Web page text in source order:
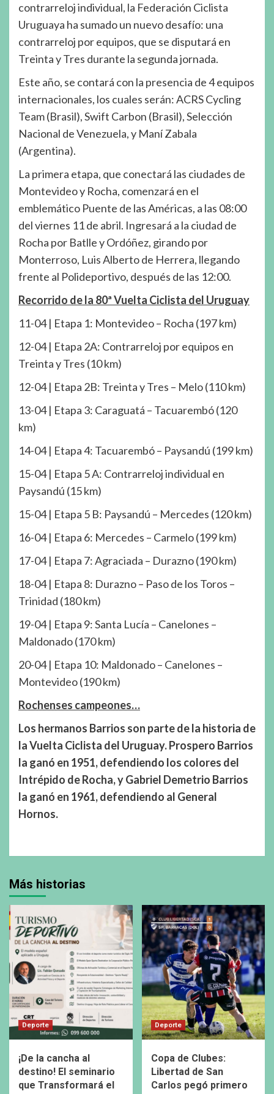
contrarreloj individual, la Federación Ciclista
Uruguaya ha sumado un nuevo desafío: una
contrarreloj por equipos, que se disputará en
Treinta y Tres durante la segunda jornada.
Este año, se contará con la presencia de 4 equipos
internacionales, los cuales serán: ACRS Cycling
Team (Brasil), Swift Carbon (Brasil), Selección
Nacional de Venezuela, y Maní Zabala
(Argentina).
La primera etapa, que conectará las ciudades de
Montevideo y Rocha, comenzará en el
emblemático Puente de las Américas, a las 08:00
del viernes 11 de abril. Ingresará a la ciudad de
Rocha por Batlle y Ordóñez, girando por
Monterroso, Luis Alberto de Herrera, llegando
frente al Polideportivo, después de las 12:00.
Recorrido de la 80ª Vuelta Ciclista del Uruguay
11-04 | Etapa 1: Montevideo – Rocha (197 km)
12-04 | Etapa 2A: Contrarreloj por equipos en
Treinta y Tres (10 km)
12-04 | Etapa 2B: Treinta y Tres – Melo (110 km)
13-04 | Etapa 3: Caraguatá – Tacuarembó (120
km)
14-04 | Etapa 4: Tacuarembó – Paysandú (199 km)
15-04 | Etapa 5 A: Contrarreloj individual en
Paysandú (15 km)
15-04 | Etapa 5 B: Paysandú – Mercedes (120 km)
16-04 | Etapa 6: Mercedes – Carmelo (199 km)
17-04 | Etapa 7: Agraciada – Durazno (190 km)
18-04 | Etapa 8: Durazno – Paso de los Toros –
Trinidad (180 km)
19-04 | Etapa 9: Santa Lucía – Canelones –
Maldonado (170 km)
20-04 | Etapa 10: Maldonado – Canelones –
Montevideo (190 km)
Rochenses campeones…
Los hermanos Barrios son parte de la historia de
la Vuelta Ciclista del Uruguay. Prospero Barrios
la ganó en 1951, defendiendo los colores del
Intrépido de Rocha, y Gabriel Demetrio Barrios
la ganó en 1961, defendiendo al General
Hornos.
Más historias
Deporte
¡De la cancha al
destino! El seminario
que Transformará el
Deporte
Copa de Clubes:
Libertad de San
Carlos pegó primero